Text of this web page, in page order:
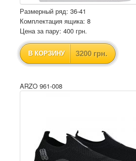
Размерный ряд: 36-41
Комплектация ящика: 8
Цена за пару: 400 грн.
В КОРЗИНУ 3200 грн.
ARZO 961-008